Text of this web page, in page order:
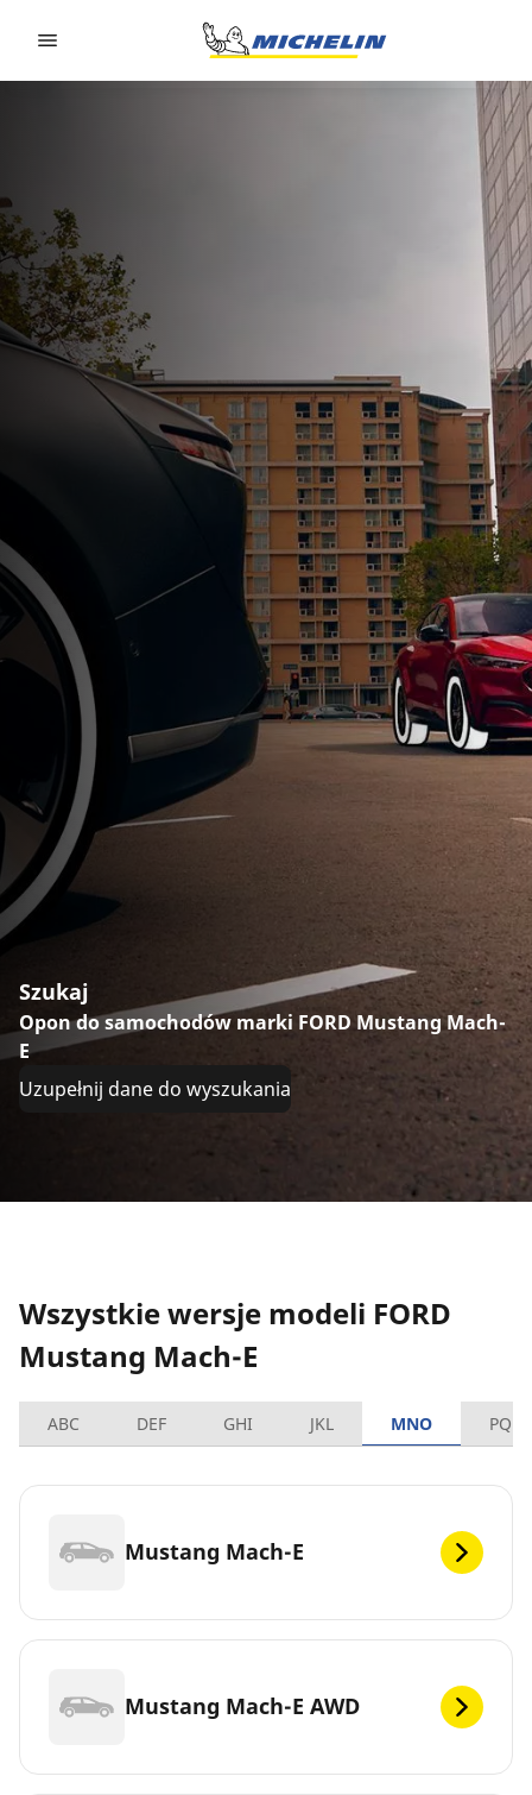
Szukaj
Opon do samochodów marki FORD Mustang Mach-
E
Uzupełnij dane do wyszukania
Wszystkie wersje modeli FORD
Mustang Mach-E
ABC DEF GHI JKL MNO PQRS
Mustang Mach-E
Mustang Mach-E AWD